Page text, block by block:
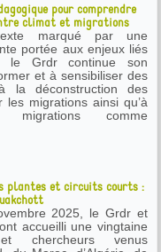
pour comprendre
climat et migrations
marqué par une
portée aux enjeux liés
le Grdr continue son
et à sensibiliser des
la déconstruction des
les migrations ainsi qu’à
comme
plantes et circuits courts :
2025, le Grdr et
accueilli une vingtaine
et chercheurs venus